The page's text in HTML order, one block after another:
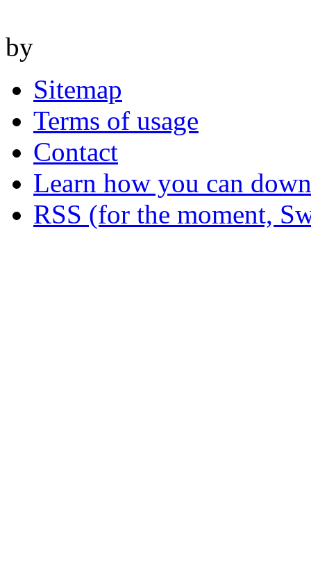
by
Sitemap
Terms of usage
Contact
Learn how you can
RSS (for the moment,